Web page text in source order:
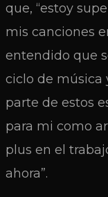
que, “estoy
mis canciones
entendido que
ciclo de música
parte de estos
para mi como
plus en el
ahora”.